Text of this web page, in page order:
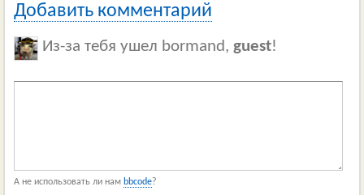
Добавить комментарий
Из-за тебя ушел bormand,guest!
А не использовать ли нам bbcode?